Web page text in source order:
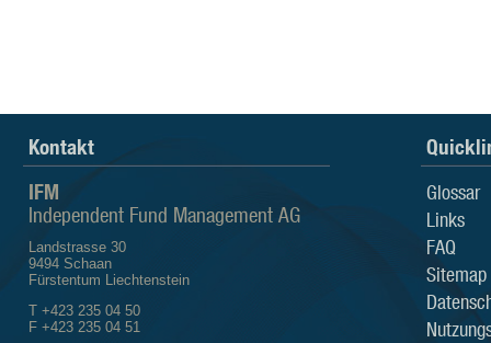
Kontakt
IFM
Independent Fund Management AG
Landstrasse 30
9494 Schaan
Fürstentum Liechtenstein
T +423 235 04 50
F +423 235 04 51
Glossar
Links
FAQ
Sitemap